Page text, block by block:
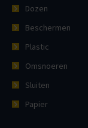
Dozen
Beschermen
Plastic
Omsnoeren
Sluiten
Papier